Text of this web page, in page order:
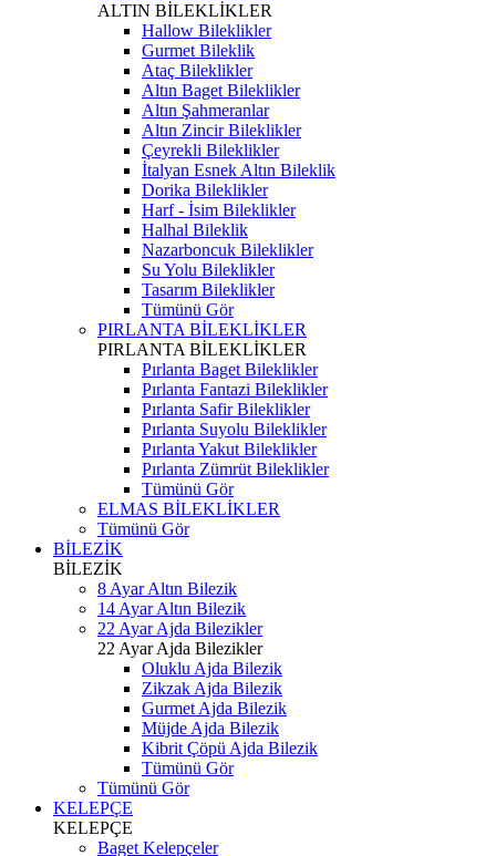
ALTIN BİLEKLİKLER
Hallow Bileklikler
Gurmet Bileklik
Ataç Bileklikler
Altın Baget Bileklikler
Altın Şahmeranlar
Altın Zincir Bileklikler
Çeyrekli Bileklikler
İtalyan Esnek Altın Bileklik
Dorika Bileklikler
Harf - İsim Bileklikler
Halhal Bileklik
Nazarboncuk Bileklikler
Su Yolu Bileklikler
Tasarım Bileklikler
Tümünü Gör
PIRLANTA BİLEKLİKLER
PIRLANTA BİLEKLİKLER
Pırlanta Baget Bileklikler
Pırlanta Fantazi Bileklikler
Pırlanta Safir Bileklikler
Pırlanta Suyolu Bileklikler
Pırlanta Yakut Bileklikler
Pırlanta Zümrüt Bileklikler
Tümünü Gör
ELMAS BİLEKLİKLER
Tümünü Gör
BİLEZİK
BİLEZİK
8 Ayar Altın Bilezik
14 Ayar Altın Bilezik
22 Ayar Ajda Bilezikler
22 Ayar Ajda Bilezikler
Oluklu Ajda Bilezik
Zikzak Ajda Bilezik
Gurmet Ajda Bilezik
Müjde Ajda Bilezik
Kibrit Çöpü Ajda Bilezik
Tümünü Gör
Tümünü Gör
KELEPÇE
KELEPÇE
Baget Kelepçeler